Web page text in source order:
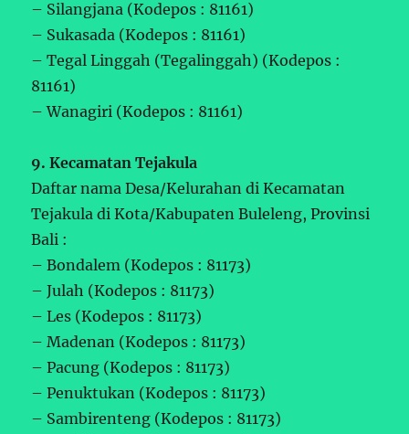
– Silangjana (Kodepos : 81161)
– Sukasada (Kodepos : 81161)
– Tegal Linggah (Tegalinggah) (Kodepos :
81161)
– Wanagiri (Kodepos : 81161)
9. Kecamatan Tejakula
Daftar nama Desa/Kelurahan di Kecamatan
Tejakula di Kota/Kabupaten Buleleng, Provinsi
Bali :
– Bondalem (Kodepos : 81173)
– Julah (Kodepos : 81173)
– Les (Kodepos : 81173)
– Madenan (Kodepos : 81173)
– Pacung (Kodepos : 81173)
– Penuktukan (Kodepos : 81173)
– Sambirenteng (Kodepos : 81173)